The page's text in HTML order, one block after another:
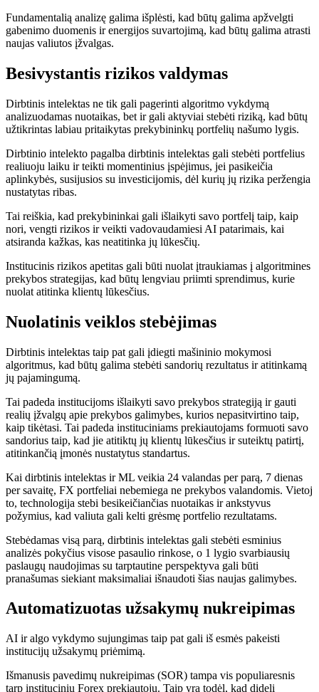
Fundamentalią analizę galima išplėsti, kad būtų galima apžvelgti
gabenimo duomenis ir energijos suvartojimą, kad būtų galima atrasti
naujas valiutos įžvalgas.
Besivystantis rizikos valdymas
Dirbtinis intelektas ne tik gali pagerinti algoritmo vykdymą
analizuodamas nuotaikas, bet ir gali aktyviai stebėti riziką, kad būtų
užtikrintas labiau pritaikytas prekybininkų portfelių našumo lygis.
Dirbtinio intelekto pagalba dirbtinis intelektas gali stebėti portfelius
realiuoju laiku ir teikti momentinius įspėjimus, jei pasikeičia
aplinkybės, susijusios su investicijomis, dėl kurių jų rizika peržengia
nustatytas ribas.
Tai reiškia, kad prekybininkai gali išlaikyti savo portfelį taip, kaip
nori, vengti rizikos ir veikti vadovaudamiesi AI patarimais, kai
atsiranda kažkas, kas neatitinka jų lūkesčių.
Institucinis rizikos apetitas gali būti nuolat įtraukiamas į algoritmines
prekybos strategijas, kad būtų lengviau priimti sprendimus, kurie
nuolat atitinka klientų lūkesčius.
Nuolatinis veiklos stebėjimas
Dirbtinis intelektas taip pat gali įdiegti mašininio mokymosi
algoritmus, kad būtų galima stebėti sandorių rezultatus ir atitinkamą
jų pajamingumą.
Tai padeda institucijoms išlaikyti savo prekybos strategiją ir gauti
realių įžvalgų apie prekybos galimybes, kurios nepasitvirtino taip,
kaip tikėtasi. Tai padeda instituciniams prekiautojams formuoti savo
sandorius taip, kad jie atitiktų jų klientų lūkesčius ir suteiktų patirtį,
atitinkančią įmonės nustatytus standartus.
Kai dirbtinis intelektas ir ML veikia 24 valandas per parą, 7 dienas
per savaitę, FX portfeliai nebemiega ne prekybos valandomis. Vietoj
to, technologija stebi besikeičiančias nuotaikas ir ankstyvus
požymius, kad valiuta gali kelti grėsmę portfelio rezultatams.
Stebėdamas visą parą, dirbtinis intelektas gali stebėti esminius
analizės pokyčius visose pasaulio rinkose, o 1 lygio svarbiausių
paslaugų naudojimas su tarptautine perspektyva gali būti
pranašumas siekiant maksimaliai išnaudoti šias naujas galimybes.
Automatizuotas užsakymų nukreipimas
AI ir algo vykdymo sujungimas taip pat gali iš esmės pakeisti
institucijų užsakymų priėmimą.
Išmanusis pavedimų nukreipimas (SOR) tampa vis populiaresnis
tarp institucinių Forex prekiautojų. Taip yra todėl, kad dideli